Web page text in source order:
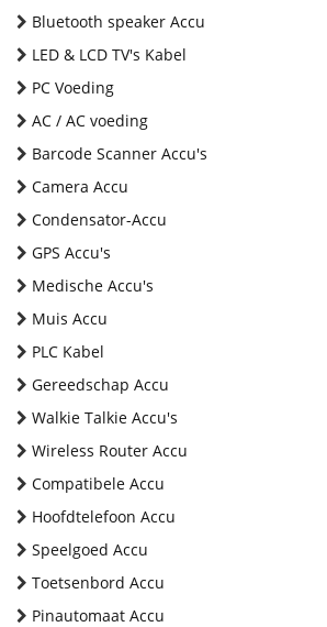
Bluetooth speaker Accu
LED & LCD TV's Kabel
PC Voeding
AC / AC voeding
Barcode Scanner Accu's
Camera Accu
Condensator-Accu
GPS Accu's
Medische Accu's
Muis Accu
PLC Kabel
Gereedschap Accu
Walkie Talkie Accu's
Wireless Router Accu
Compatibele Accu
Hoofdtelefoon Accu
Speelgoed Accu
Toetsenbord Accu
Pinautomaat Accu